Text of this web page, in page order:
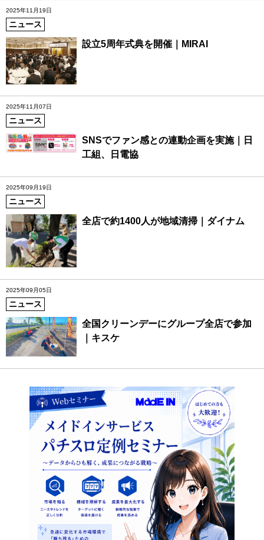
2025年11月19日
ニュース
設立5周年式典を開催｜MIRAI
2025年11月07日
ニュース
SNSでファン感との連動企画を実施｜日
工組、日電協
2025年09月19日
ニュース
全店で約1400人が地域清掃｜ダイナム
2025年09月05日
ニュース
全国クリーンデーにグループ全店で参加
｜キスケ